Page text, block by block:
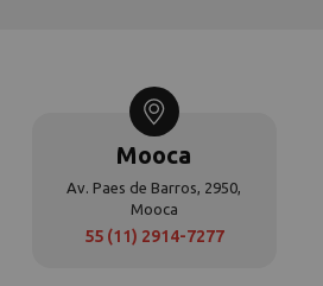
Mooca
Av. Paes de Barros, 2950,
Mooca
55 (11) 2914-7277